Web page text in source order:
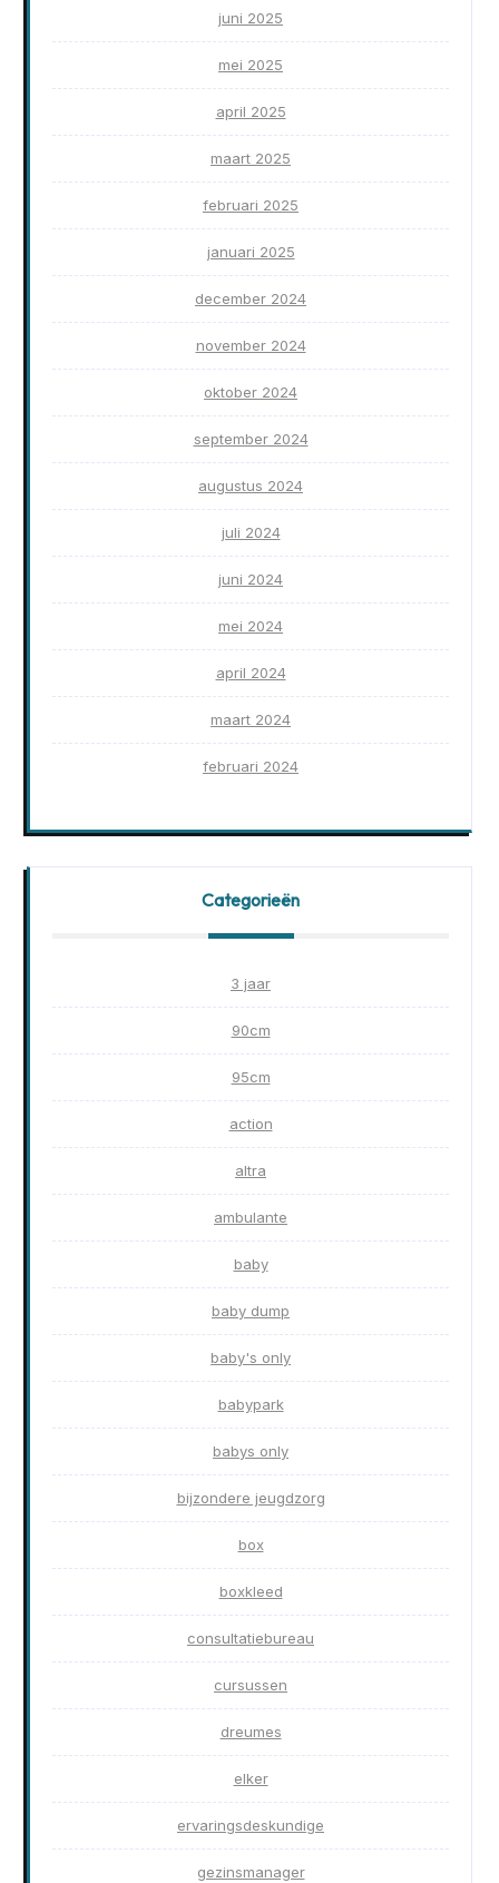
juni 2025
mei 2025
april 2025
maart 2025
februari 2025
januari 2025
december 2024
november 2024
oktober 2024
september 2024
augustus 2024
juli 2024
juni 2024
mei 2024
april 2024
maart 2024
februari 2024
Categorieën
3 jaar
90cm
95cm
action
altra
ambulante
baby
baby dump
baby's only
babypark
babys only
bijzondere jeugdzorg
box
boxkleed
consultatiebureau
cursussen
dreumes
elker
ervaringsdeskundige
gezinsmanager